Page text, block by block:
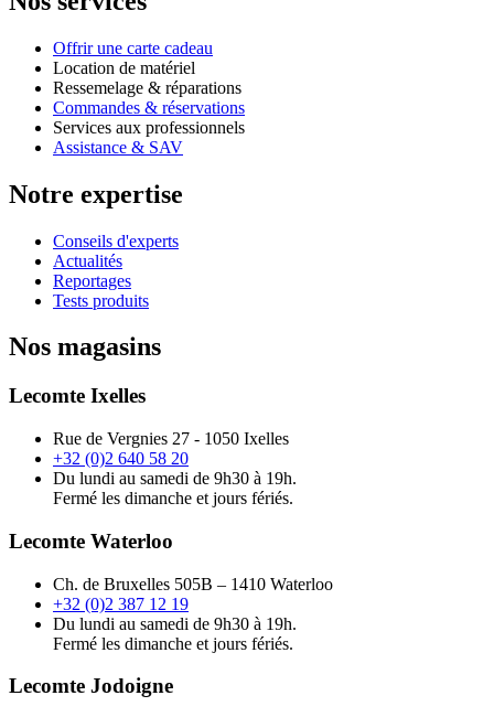
Offrir une carte cadeau
Location de matériel
Ressemelage & réparations
Commandes & réservations
Services aux professionnels
Assistance & SAV
Notre expertise
Conseils d'experts
Actualités
Reportages
Tests produits
Nos magasins
Lecomte Ixelles
Rue de Vergnies 27 - 1050 Ixelles
+32 (0)2 640 58 20
Du lundi au samedi de 9h30 à 19h.
Fermé les dimanche et jours fériés.
Lecomte Waterloo
Ch. de Bruxelles 505B – 1410 Waterloo
+32 (0)2 387 12 19
Du lundi au samedi de 9h30 à 19h.
Fermé les dimanche et jours fériés.
Lecomte Jodoigne